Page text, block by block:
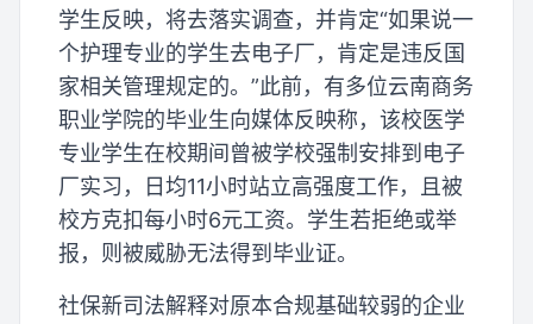
学生反映，将去落实调查，并肯定“如果说一
个护理专业的学生去电子厂，肯定是违反国
家相关管理规定的。”此前，有多位云南商务
职业学院的毕业生向媒体反映称，该校医学
专业学生在校期间曾被学校强制安排到电子
厂实习，日均11小时站立高强度工作，且被
校方克扣每小时6元工资。学生若拒绝或举
报，则被威胁无法得到毕业证。
社保新司法解释对原本合规基础较弱的企业